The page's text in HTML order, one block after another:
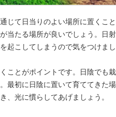
じて日当りのよい場所に置くこ
当たる場所が良いでしょう。日
起こしてしまうので気をつけまし
ことがポイントです。日陰でも
最初に日陰に置いて育ててきた
、光に慣らしてあげましょう。